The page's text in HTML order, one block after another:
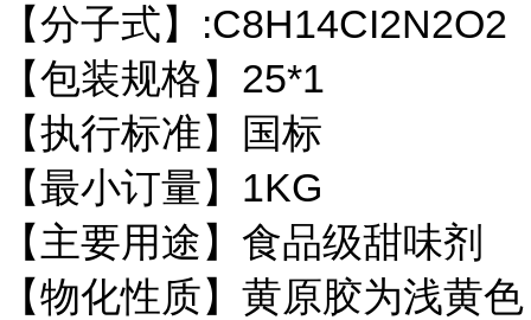
【分子式】:C8H14CI2N2O2
【包装规格】25*1
【执行标准】国标
【最小订量】1KG
【主要用途】食品级甜味剂
【物化性质】黄原胶为浅黄色